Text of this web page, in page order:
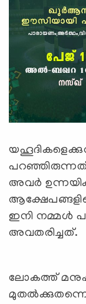
അവര്‍
ഇനി നമ്മള്‍
അവതരിച്ചത്.
ലോകത്ത്